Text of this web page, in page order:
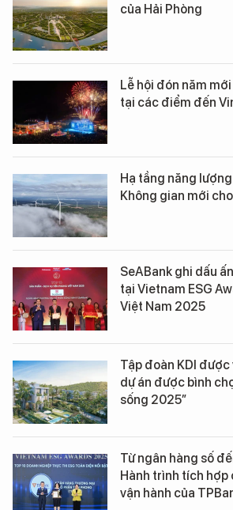
của Hải Phòng
Lễ hội đón năm
tại các điểm đến
Hạ tầng năng
Không gian mới
SeABank ghi dấu
tại Vietnam ESG
Việt Nam 2025
Tập đoàn KDI
dự án được bình
sống 2025”
Từ ngân hàng số
Hành trình tích
vận hành của